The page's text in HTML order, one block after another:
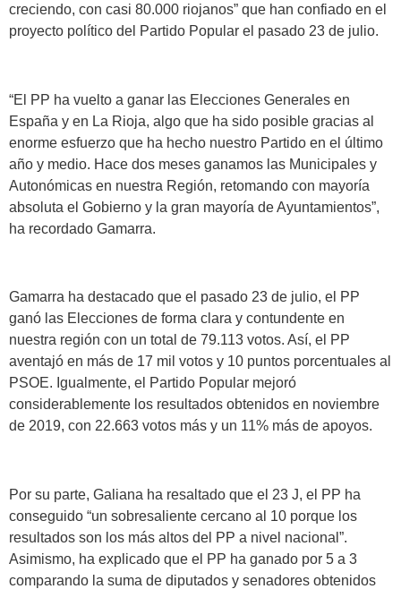
creciendo, con casi 80.000 riojanos” que han confiado en el
proyecto político del Partido Popular el pasado 23 de julio.
“El PP ha vuelto a ganar las Elecciones Generales en
España y en La Rioja, algo que ha sido posible gracias al
enorme esfuerzo que ha hecho nuestro Partido en el último
año y medio. Hace dos meses ganamos las Municipales y
Autonómicas en nuestra Región, retomando con mayoría
absoluta el Gobierno y la gran mayoría de Ayuntamientos”,
ha recordado Gamarra.
Gamarra ha destacado que el pasado 23 de julio, el PP
ganó las Elecciones de forma clara y contundente en
nuestra región con un total de 79.113 votos. Así, el PP
aventajó en más de 17 mil votos y 10 puntos porcentuales al
PSOE. Igualmente, el Partido Popular mejoró
considerablemente los resultados obtenidos en noviembre
de 2019, con 22.663 votos más y un 11% más de apoyos.
Por su parte, Galiana ha resaltado que el 23 J, el PP ha
conseguido “un sobresaliente cercano al 10 porque los
resultados son los más altos del PP a nivel nacional”.
Asimismo, ha explicado que el PP ha ganado por 5 a 3
comparando la suma de diputados y senadores obtenidos